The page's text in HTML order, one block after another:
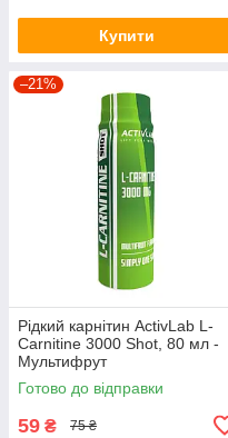
Купити
–21%
Рідкий карнітин ActivLab L-
Carnitine 3000 Shot, 80 мл -
Мультифрут
Готово до відправки
59 ₴ 75 ₴